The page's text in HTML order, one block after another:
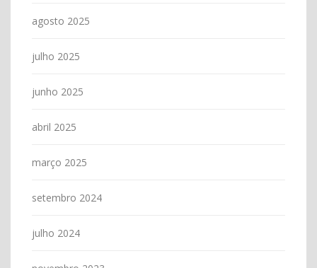
agosto 2025
julho 2025
junho 2025
abril 2025
março 2025
setembro 2024
julho 2024